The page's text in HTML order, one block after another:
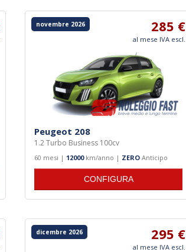
novembre 2026 285 €
al mese IVA escl.
Peugeot 208
1.2 Turbo Business 100cv
60 mesi | 12000km/anno | ZERO Anticipo
CONFIGURA
dicembre 2026 295 €
al mese IVA escl.